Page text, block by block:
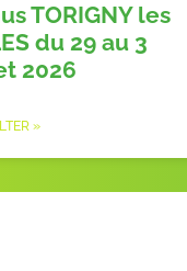
TORIGNY les
du 29 au 3
2026
»